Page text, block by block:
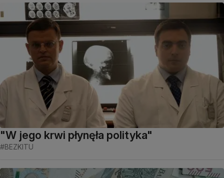
"W jego krwi płynęła polityka"
#BEZKITU